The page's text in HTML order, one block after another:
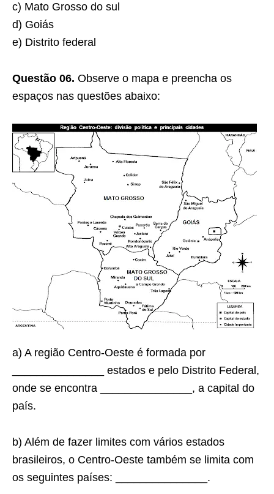
c) Mato Grosso do sul
d) Goiás
e) Distrito federal
Questão 06. Observe o mapa e preencha os
espaços nas questões abaixo:
a) A região Centro-Oeste é formada por
_______________ estados e pelo Distrito Federal,
onde se encontra _______________, a capital do
país.
b) Além de fazer limites com vários estados
brasileiros, o Centro-Oeste também se limita com
os seguintes países: _______________.